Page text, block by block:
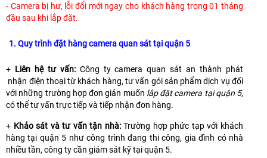
- Camera bị hư, lỗi đổi mới ngay cho khách hàng trong 01 tháng
đầu sau khi lắp đặt.
1. Quy trình đặt hàng camera quan sát tại quận 5
+ Liên hệ tư vấn: Công ty camera quan sát an thành phát
nhận điện thoại từ khách hàng, tư vấn gói sản phẩm dịch vụ đối
với những trường hợp đơn giản muốn lắp đặt camera tại quận 5,
có thể tư vấn trực tiếp và tiếp nhận đơn hàng.
+ Khảo sát và tư vấn tận nhà:Trường hợp phức tạp với khách
hàng tại quận 5 như công trình đang thi công, gia đình có nhà
nhiều tần, công ty cần giám sát kỹ tại quận 5.